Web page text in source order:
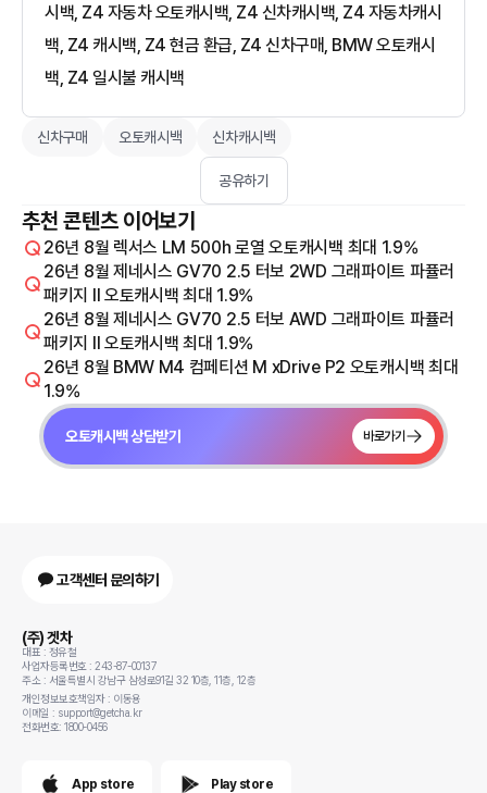
시백, Z4 자동차 오토캐시백, Z4 신차캐시백, Z4 자동차캐시
백, Z4 캐시백, Z4 현금 환급, Z4 신차구매, BMW 오토캐시
백, Z4 일시불 캐시백
신차구매 오토캐시백 신차캐시백
공유하기
추천 콘텐츠 이어보기
26년 8월 렉서스 LM 500h 로열 오토캐시백 최대 1.9%
26년 8월 제네시스 GV70 2.5 터보 2WD 그래파이트 파퓰러
패키지 Il 오토캐시백 최대 1.9%
26년 8월 제네시스 GV70 2.5 터보 AWD 그래파이트 파퓰러
패키지 Il 오토캐시백 최대 1.9%
26년 8월 BMW M4 컴페티션 M xDrive P2 오토캐시백 최대
1.9%
오토캐시백 상담받기 바로가기
고객센터 문의하기
(주) 겟차
대표 : 정유철
사업자등록번호 : 243-87-00137
주소 : 서울특별시 강남구 삼성로91길 32 10층, 11층, 12층
개인정보보호책임자 : 이동용
이메일 : support@getcha.kr
전화번호: 1800-0456
App store Play store